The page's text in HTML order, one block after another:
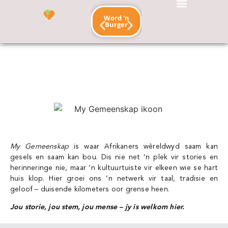
Word 'n
Burger
My Gemeenskap is waar Afrikaners wêreldwyd saam kan
gesels en saam kan bou. Dis nie net ’n plek vir stories en
herinneringe nie, maar ’n kultuurtuiste vir elkeen wie se hart
huis klop. Hier groei ons ’n netwerk vir taal, tradisie en
geloof – duisende kilometers oor grense heen.
Jou storie, jou stem, jou mense – jy is welkom hier.